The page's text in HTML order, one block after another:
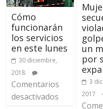
Cómo
funcionarán
los servicios
en este lunes
30 diciembre,
2018
Comentarios
desactivados
un
por
3
2017